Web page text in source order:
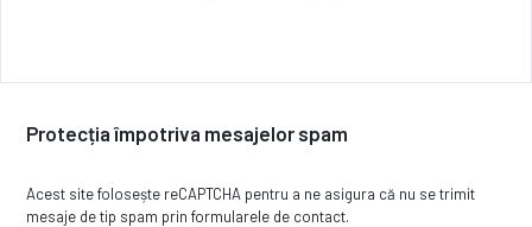
Protecția împotriva mesajelor spam
Acest site folosește reCAPTCHA pentru a ne asigura că nu se trimit
mesaje de tip spam prin formularele de contact.